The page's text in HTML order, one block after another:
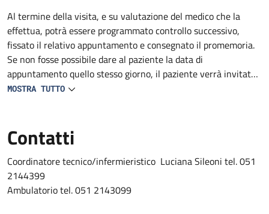
Al termine della visita, e su valutazione del medico che la
effettua, potrà essere programmato controllo successivo,
fissato il relativo appuntamento e consegnato il promemoria.
Se non fosse possibile dare al paziente la data di
appuntamento quello stesso giorno, il paziente verrà invitato
a contattare telefonicamente con la ricetta il seguente
MOSTRA TUTTO
Contatti
Coordinatore tecnico/infermieristico Luciana Sileoni tel. 051
2144399
Ambulatorio tel. 051 2143099